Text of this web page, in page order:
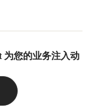
为您的业务注入动